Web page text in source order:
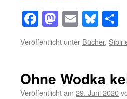
Facebook
Mastodon
Email
Veröffentlicht unter Bücher,
Ohne Wodka
Veröffentlicht am 29. Juni 2020